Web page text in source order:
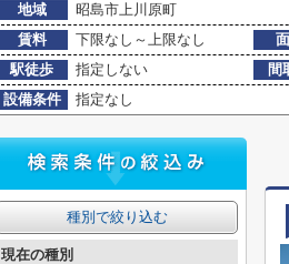
地域
昭島市上川原町
賃料
下限なし～上限なし
駅徒歩
指定しない 間
設備条件
指定なし
種別で絞り込む
現在の種別